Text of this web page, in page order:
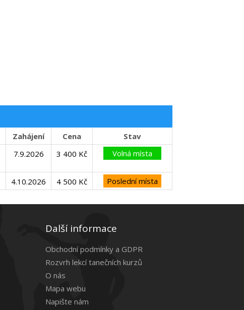
Zahájení Cena
Stav
7.9.2026 3 400 Kč Volná místa
4.10.2026 4 500 Kč Poslední místa
Další informace
Obchodní podmínky a GDPR
Rozvrh lekcí tanečních kurzů
O nás
Mapa webu
Napište nám